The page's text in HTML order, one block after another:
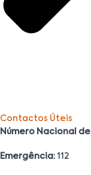
Contactos Úteis
Número Nacional de
Emergência: 112